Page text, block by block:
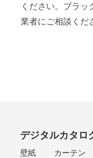
ください。ブラッ
業者にご相談くだ
デジタルカタロ
壁紙 カーテン